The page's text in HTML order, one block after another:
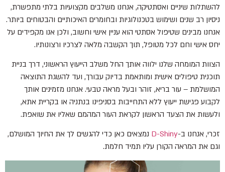
להשתלות שיניים ואסתטיקה, אנחנו משלבים מקצועיות בלתי מתפשרת,
ניסיון רב שנים ושימוש בטכנולוגיות ובחומרים האיכותיים והבטוחים ביותר.
אנחנו מבינים שטיפול אסתטי הוא עניין אישי וחשוב, ולכן אנו מקפידים על
יחס אישי וחם לכל מטופל, תוך הקשבה מלאה לצרכיו ורצונותיו.
הצוות המומחה שלנו ילווה אותך החל משלב הייעוץ הראשוני, דרך בניית
תוכנית טיפולים אישית ומותאמת בדיוק עבורך, ועד להשגת התוצאה
המושלמת – עור בריא, זוהר ובעל מראה טבעי. אנחנו מזמינים אותך
לקבוע פגישת ייעוץ ללא התחייבות בסניפינו בנתניה או בקריית אתא,
ולעשות את הצעד הראשון לקראת העור המהמם שאליו את שואפת.
זכרי, אנחנו ב-D-Shiny נמצאים כאן כדי להגשים לך את החיוך המושלם,
וגם את המראה הקורן עליו תמיד חלמת.